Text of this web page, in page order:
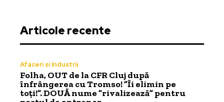
Articole recente
Afaceri si Industrii
Folha, OUT de la CFR Cluj după
înfrângerea cu Tromso! ”Îi elimin pe
toți!”. DOUĂ nume ”rivalizează” pentru